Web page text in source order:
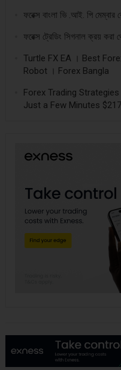
ফরেক্স বাংলা ভি .আই. পি মেম্বার
ফরেক্স ট্রেডিং সিগনাল ক্রয় করা
Turtle FX EA । Best
Robot । Forex Bangla
Forex Trading
Just a Few Minutes